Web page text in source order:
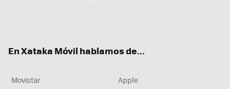
En Xataka Móvil hablamos de...
Movistar
Apple